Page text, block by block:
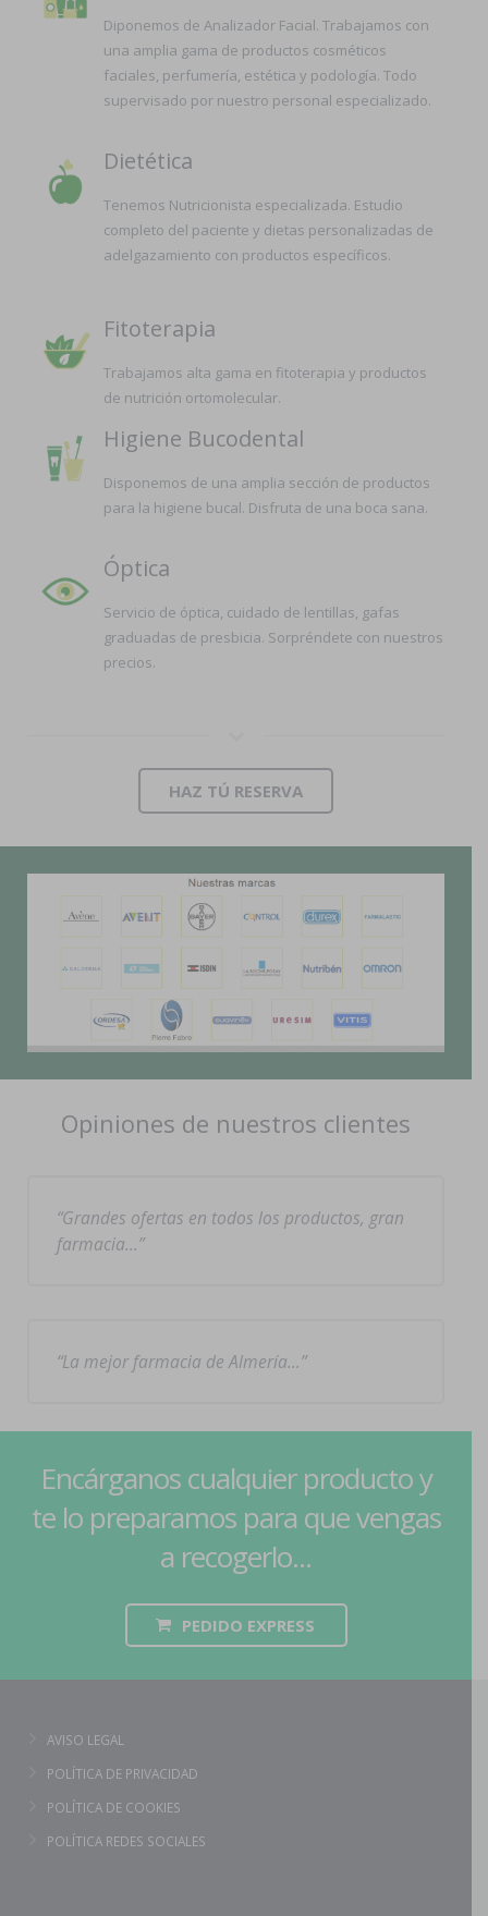
Diponemos de Analizador Facial. Trabajamos con
una amplia gama de productos cosméticos
faciales, perfumería, estética y podología. Todo
supervisado por nuestro personal especializado.
Dietética
Tenemos Nutricionista especializada. Estudio
completo del paciente y dietas personalizadas de
adelgazamiento con productos específicos.
Fitoterapia
Trabajamos alta gama en fitoterapia y productos
de nutrición ortomolecular.
Higiene Bucodental
Disponemos de una amplia sección de productos
para la higiene bucal. Disfruta de una boca sana.
Óptica
Servicio de óptica, cuidado de lentillas, gafas
graduadas de presbicia. Sorpréndete con nuestros
precios.
HAZ TÚ RESERVA
Opiniones de nuestros clientes
Grandes ofertas en todos los productos, gran
farmacia…
La mejor farmacia de Almería…
Encárganos cualquier producto y
te lo preparamos para que vengas
a recogerlo...
PEDIDO EXPRESS
AVISO LEGAL
POLÍTICA DE PRIVACIDAD
POLÍTICA DE COOKIES
POLÍTICA REDES SOCIALES